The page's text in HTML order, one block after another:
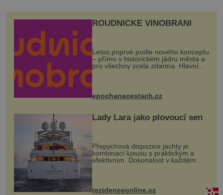
ROUDNICKÉ VINOBRANÍ
Letos poprvé podle nového konceptu
– přímo v historickém jádru města a
pro všechny zcela zdarma. Hlavní
program se odehraje na Karlově a
mohou těšit na víno, burčák, pes...
epochanacestach.cz
Lady Lara jako plovoucí sen
Přepychová dispozice jachty je
kombinací luxusu s praktickým a
efektivním. Dokonalost v každém
detailu představuje značka Fendi
Casa, kterou byly vybaveny její
paluby. Monacký přístav nabízí
každoročn...
rezidenceonline.cz